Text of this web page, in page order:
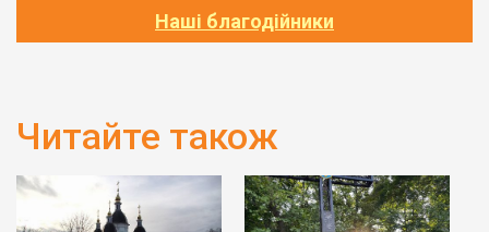
Наші благодійники
Читайте також